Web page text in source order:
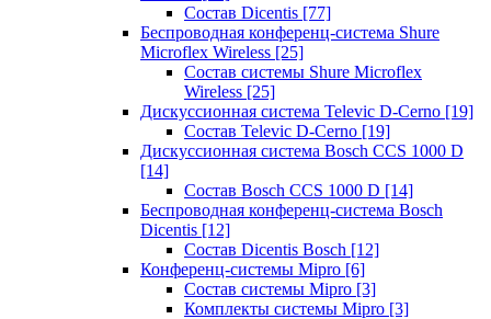
Состав Dicentis [77]
Беспроводная конференц-система Shure
Microflex Wireless [25]
Состав системы Shure Microflex
Wireless [25]
Дискуссионная система Televic D-Cerno [19]
Состав Televic D-Cerno [19]
Дискуссионная система Bosch CCS 1000 D
[14]
Состав Bosch CCS 1000 D [14]
Беспроводная конференц-система Bosch
Dicentis [12]
Состав Dicentis Bosch [12]
Конференц-системы Mipro [6]
Состав системы Mipro [3]
Комплекты системы Mipro [3]